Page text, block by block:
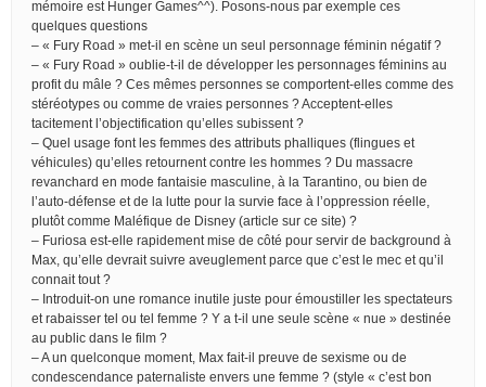
mémoire est Hunger Games^^). Posons-nous par exemple ces
quelques questions
– « Fury Road » met-il en scène un seul personnage féminin négatif ?
– « Fury Road » oublie-t-il de développer les personnages féminins au
profit du mâle ? Ces mêmes personnes se comportent-elles comme des
stéréotypes ou comme de vraies personnes ? Acceptent-elles
tacitement l’objectification qu’elles subissent ?
– Quel usage font les femmes des attributs phalliques (flingues et
véhicules) qu’elles retournent contre les hommes ? Du massacre
revanchard en mode fantaisie masculine, à la Tarantino, ou bien de
l’auto-défense et de la lutte pour la survie face à l’oppression réelle,
plutôt comme Maléfique de Disney (article sur ce site) ?
– Furiosa est-elle rapidement mise de côté pour servir de background à
Max, qu’elle devrait suivre aveuglement parce que c’est le mec et qu’il
connait tout ?
– Introduit-on une romance inutile juste pour émoustiller les spectateurs
et rabaisser tel ou tel femme ? Y a t-il une seule scène « nue » destinée
au public dans le film ?
– A un quelconque moment, Max fait-il preuve de sexisme ou de
condescendance paternaliste envers une femme ? (style « c’est bon